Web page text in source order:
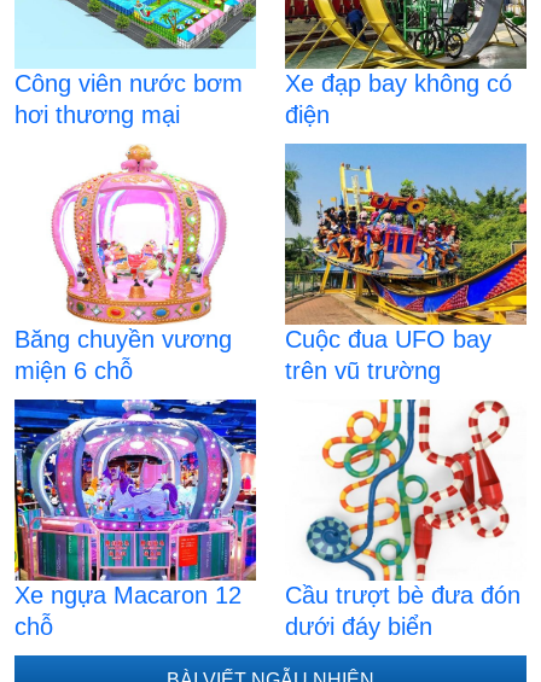
Công viên nước bơm
hơi thương mại
Xe đạp bay không có
điện
Băng chuyền vương
miện 6 chỗ
Cuộc đua UFO bay
trên vũ trường
Xe ngựa Macaron 12
chỗ
Cầu trượt bè đưa đón
dưới đáy biển